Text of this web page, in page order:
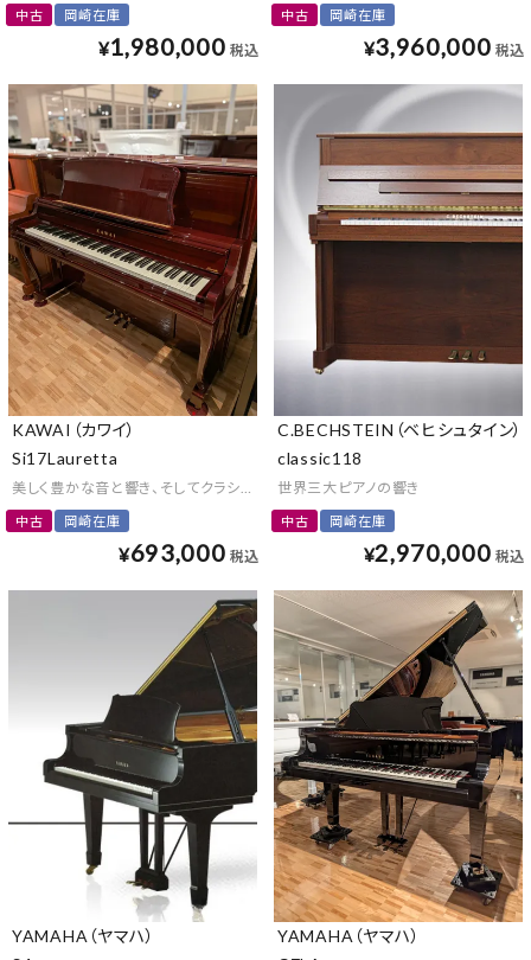
中古 岡崎在庫
¥1,980,000 税込
中古 岡崎在庫
¥3,960,000 税込
KAWAI（カワイ）
Si17Lauretta
美しく豊かな音と響き、そしてクラシカルな様式美
中古 岡崎在庫
¥693,000 税込
C.BECHSTEIN（ベヒシュタイン）
classic118
世界三大ピアノの響き
中古 岡崎在庫
¥2,970,000 税込
YAMAHA（ヤマハ）
YAMAHA（ヤマハ）